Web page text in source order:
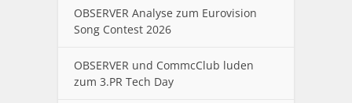
OBSERVER Analyse zum Eurovision
Song Contest 2026
OBSERVER und CommcClub luden
zum 3.PR Tech Day